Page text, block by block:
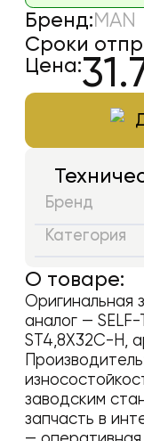
Бренд:MAN
Сроки
Цена:
Бренд
Категория
О товаре:
Оригинальная
аналог —
ST4,8X32C-H,
заводским
запчасть в